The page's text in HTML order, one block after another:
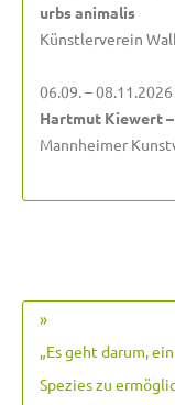
urbs animalis
Künstlerverein
06.09. – 08.11.2026
Hartmut Kiewert –
Mannheimer
»
„Es geht darum,
Spezies zu